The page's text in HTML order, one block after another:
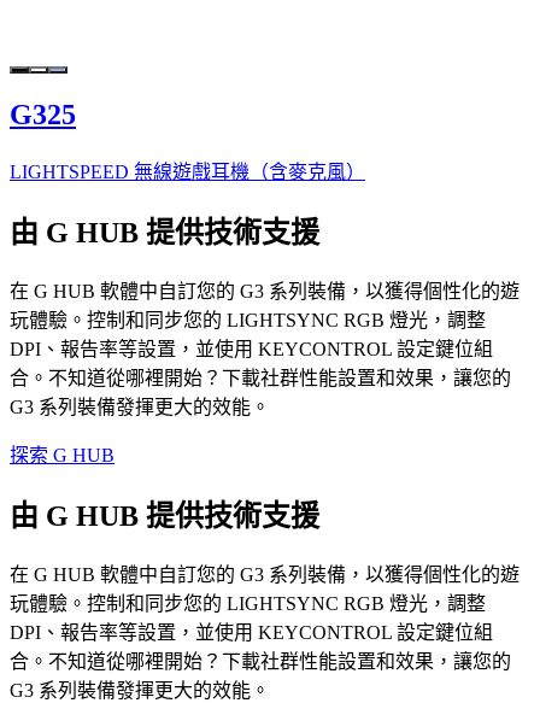
G325
LIGHTSPEED 無線遊戲耳機（含麥克風）
由 G HUB 提供技術支援
在 G HUB 軟體中自訂您的 G3 系列裝備，以獲得個性化的遊
玩體驗。控制和同步您的 LIGHTSYNC RGB 燈光，調整
DPI、報告率等設置，並使用 KEYCONTROL 設定鍵位組
合。不知道從哪裡開始？下載社群性能設置和效果，讓您的
G3 系列裝備發揮更大的效能。
探索 G HUB
由 G HUB 提供技術支援
在 G HUB 軟體中自訂您的 G3 系列裝備，以獲得個性化的遊
玩體驗。控制和同步您的 LIGHTSYNC RGB 燈光，調整
DPI、報告率等設置，並使用 KEYCONTROL 設定鍵位組
合。不知道從哪裡開始？下載社群性能設置和效果，讓您的
G3 系列裝備發揮更大的效能。